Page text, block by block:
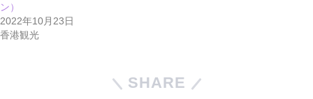
ン）
2022年10月23日
香港観光
SHARE